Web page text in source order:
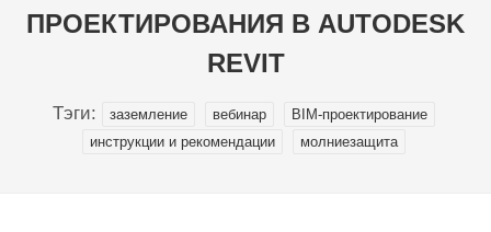
ПРОЕКТИРОВАНИЯ В AUTODESK
REVIT
Тэги: заземление вебинар
BIM-проектирование
инструкции и рекомендации
молниезащита